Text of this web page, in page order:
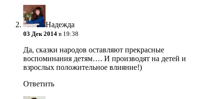
Надежда
03 Дек 2014 в 19:38
Да, сказки народов оставляют прекрасные
воспоминания детям…. И производят на детей и
взрослых положительное влияние!)
Ответить